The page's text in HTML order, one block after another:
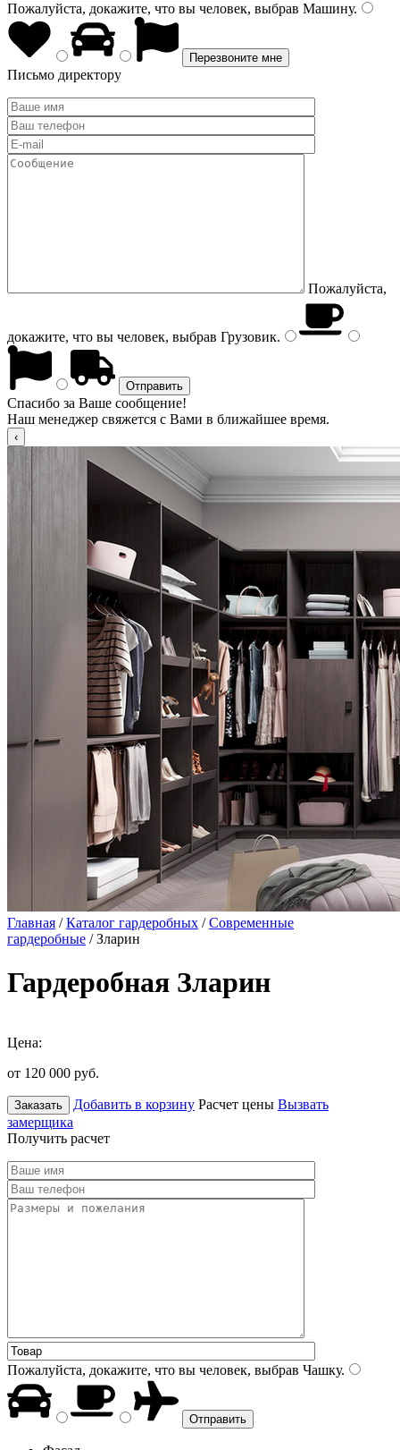
Пожалуйста, докажите, что вы человек, выбрав Машину.
Письмо директору
Пожалуйста,
докажите, что вы человек, выбрав Грузовик.
Спасибо за Ваше сообщение!
Наш менеджер свяжется с Вами в ближайшее время.
Главная /Каталог гардеробных /Современные
гардеробные / Зларин
Гардеробная Зларин
Цена:
от 120 000 руб.
Заказать Добавить в корзину Расчет цены Вызвать
замерщика
Получить расчет
Пожалуйста, докажите, что вы человек, выбрав Чашку.